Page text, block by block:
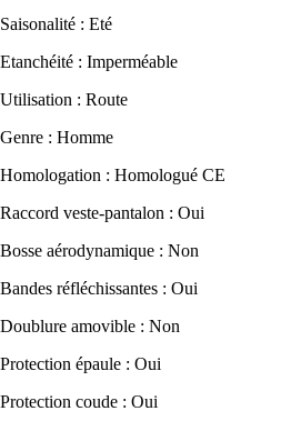
Saisonalité : Eté
Etanchéité : Imperméable
Utilisation : Route
Genre : Homme
Homologation : Homologué CE
Raccord veste-pantalon : Oui
Bosse aérodynamique : Non
Bandes réfléchissantes : Oui
Doublure amovible : Non
Protection épaule : Oui
Protection coude : Oui